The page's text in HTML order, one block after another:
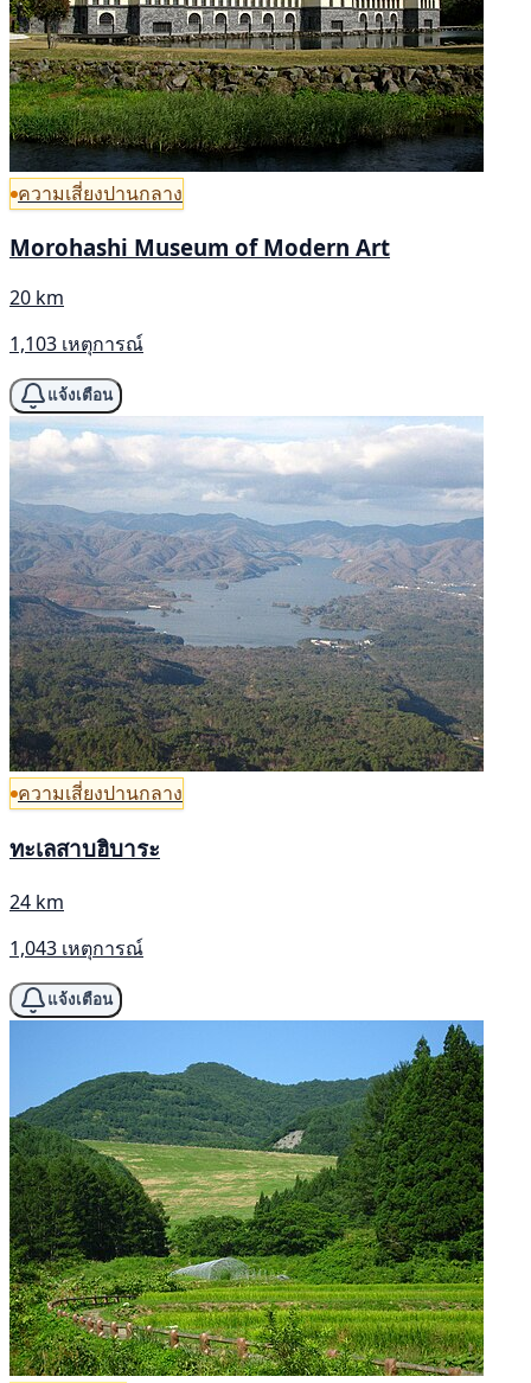
ความเสี่ยงปานกลาง
Morohashi Museum of Modern Art
20 km
1,103 เหตุการณ์
แจ้งเตือน
ความเสี่ยงปานกลาง
ทะเลสาบฮิบาระ
24 km
1,043 เหตุการณ์
แจ้งเตือน